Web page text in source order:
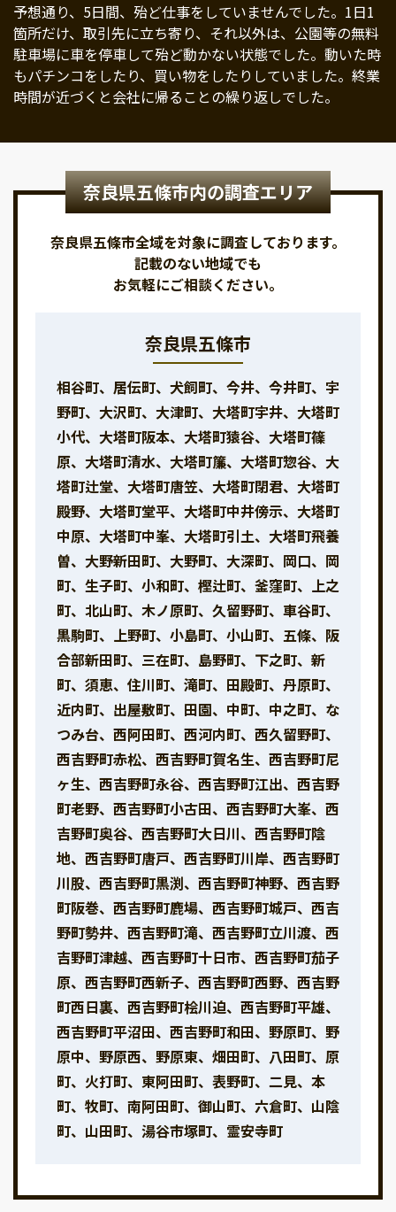
予想通り、5日間、殆ど仕事をしていませんでした。1日1
箇所だけ、取引先に立ち寄り、それ以外は、公園等の無料
駐車場に車を停車して殆ど動かない状態でした。動いた時
もパチンコをしたり、買い物をしたりしていました。終業
時間が近づくと会社に帰ることの繰り返しでした。
奈良県五條市内の調査エリア
奈良県五條市全域を対象に調査しております。
記載のない地域でも
お気軽にご相談ください。
奈良県五條市
相谷町、居伝町、犬飼町、今井、今井町、宇
野町、大沢町、大津町、大塔町宇井、大塔町
小代、大塔町阪本、大塔町猿谷、大塔町篠
原、大塔町清水、大塔町簾、大塔町惣谷、大
塔町辻堂、大塔町唐笠、大塔町閉君、大塔町
殿野、大塔町堂平、大塔町中井傍示、大塔町
中原、大塔町中峯、大塔町引土、大塔町飛養
曽、大野新田町、大野町、大深町、岡口、岡
町、生子町、小和町、樫辻町、釜窪町、上之
町、北山町、木ノ原町、久留野町、車谷町、
黒駒町、上野町、小島町、小山町、五條、阪
合部新田町、三在町、島野町、下之町、新
町、須恵、住川町、滝町、田殿町、丹原町、
近内町、出屋敷町、田園、中町、中之町、な
つみ台、西阿田町、西河内町、西久留野町、
西吉野町赤松、西吉野町賀名生、西吉野町尼
ヶ生、西吉野町永谷、西吉野町江出、西吉野
町老野、西吉野町小古田、西吉野町大峯、西
吉野町奥谷、西吉野町大日川、西吉野町陰
地、西吉野町唐戸、西吉野町川岸、西吉野町
川股、西吉野町黒渕、西吉野町神野、西吉野
町阪巻、西吉野町鹿場、西吉野町城戸、西吉
野町勢井、西吉野町滝、西吉野町立川渡、西
吉野町津越、西吉野町十日市、西吉野町茄子
原、西吉野町西新子、西吉野町西野、西吉野
町西日裏、西吉野町桧川迫、西吉野町平雄、
西吉野町平沼田、西吉野町和田、野原町、野
原中、野原西、野原東、畑田町、八田町、原
町、火打町、東阿田町、表野町、二見、本
町、牧町、南阿田町、御山町、六倉町、山陰
町、山田町、湯谷市塚町、霊安寺町